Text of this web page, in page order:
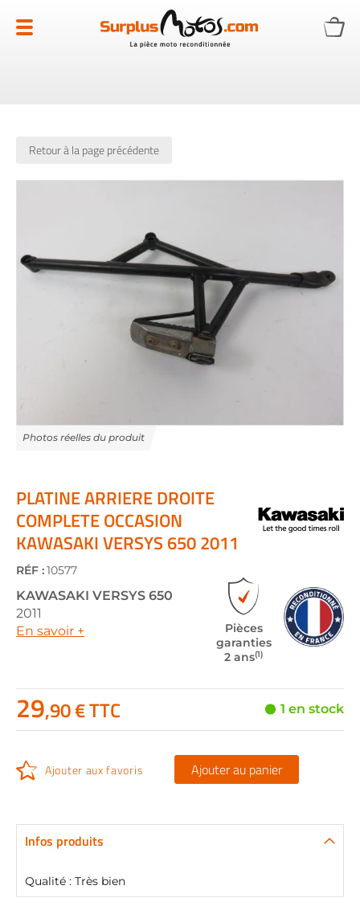
au
contenu
Retour à la page précédente
of
the
the
beginning
of
the
images
gallery
PLATINE ARRIERE DROITE
COMPLETE OCCASION
KAWASAKI VERSYS 650 2011
RÉF :10577
KAWASAKI VERSYS 650
2011
En savoir +
Pièces
garanties
2 ans(1)
29,90 € TTC 1 en stock
Ajouter aux favoris Ajouter au panier
Infos produits
Qualité : Très bien